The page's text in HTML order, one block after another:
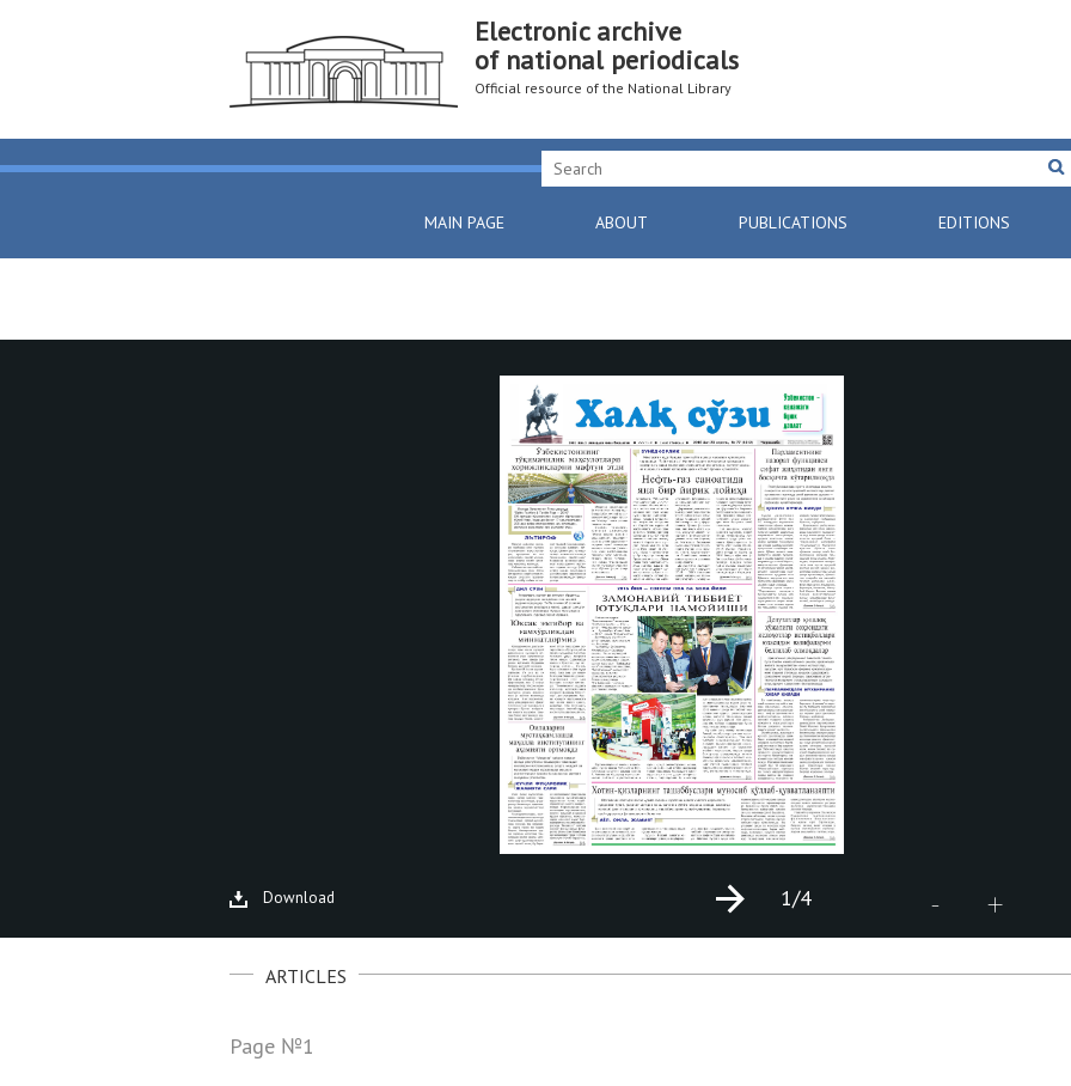
Electronic archive
of national periodicals
Official resource of the National Library
MAIN PAGE ABOUT PUBLICATIONS EDITIONS
Download - +
1/4
ARTICLES
Page №1